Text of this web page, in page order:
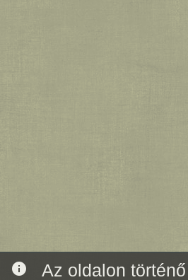
info Az oldalon